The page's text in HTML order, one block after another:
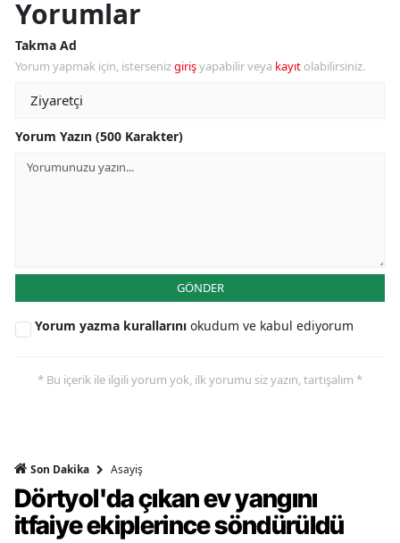
Yorumlar
Takma Ad
Yorum yapmak için, istersenizgirişyapabilir veya kayıt olabilirsiniz.
Yorum Yazın (500 Karakter)
GÖNDER
Yorum yazma kurallarını okudum ve kabul ediyorum
* Bu içerik ile ilgili yorum yok, ilk yorumu siz yazın, tartışalım *
Son Dakika Asayiş
Dörtyol'da çıkan ev yangını
itfaiye ekiplerince söndürüldü